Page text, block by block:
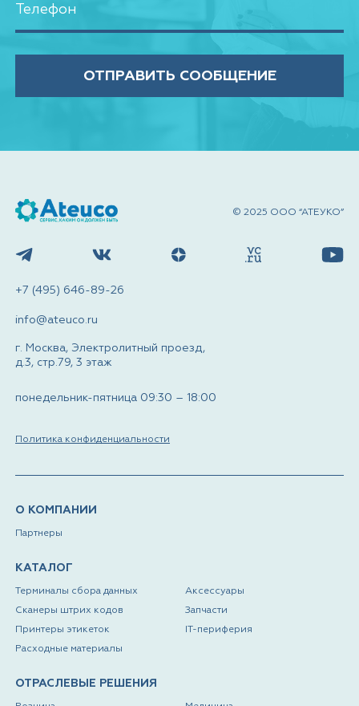
ОТПРАВИТЬ СООБЩЕНИЕ
© 2025 ООО “АТЕУКО”
О КОМПАНИИ
Партнеры
КАТАЛОГ
Терминалы сбора данных
Сканеры штрих кодов
Принтеры этикеток
Расходные материалы
Аксессуары
Запчасти
IT-периферия
ОТРАСЛЕВЫЕ РЕШЕНИЯ
+7 (495) 646-89-26
info@ateuco.ru
г. Москва, Электролитный проезд,
д.3, стр.79, 3 этаж
понедельник-пятница 09:30 – 18:00
Политика конфиденциальности